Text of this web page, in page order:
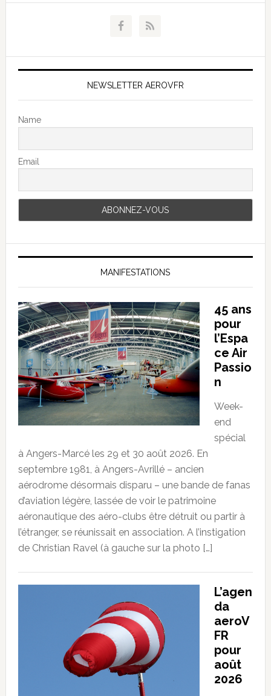
NEWSLETTER AEROVFR
Name
Email
MANIFESTATIONS
45 ans
pour
l’Espa
ce Air
Passio
n
Week-
end
spécial
à Angers-Marcé les 29 et 30 août 2026. En
septembre 1981, à Angers-Avrillé – ancien
aérodrome désormais disparu – une bande de fanas
d’aviation légère, lassée de voir le patrimoine
aéronautique des aéro-clubs être détruit ou partir à
l’étranger, se réunissait en association. A l’instigation
de Christian Ravel (à gauche sur la photo […]
L’agen
da
aeroV
FR
pour
août
2026